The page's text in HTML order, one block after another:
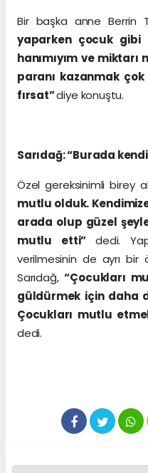
Bir başka anne Berrin
yaparken çocuk gibi
hanımıyım ve
paranı kazanmak
fırsat”diye konuştu.
Sarıdağ: “Burada
Özel gereksinimli birey
mutlu olduk.
arada olup güzel
mutlu etti”dedi.
verilmesinin de ayrı
Sarıdağ,“Çocukları
güldürmek için daha
Çocukları mutlu
dedi.